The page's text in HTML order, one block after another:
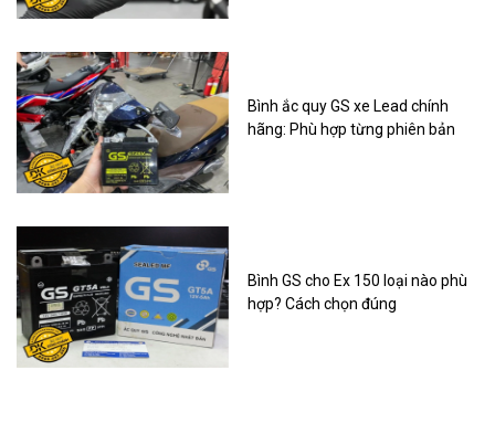
Bình ắc quy GS xe Lead chính
hãng: Phù hợp từng phiên bản
Bình GS cho Ex 150 loại nào phù
hợp? Cách chọn đúng